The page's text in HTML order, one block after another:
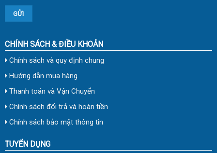
CHÍNH SÁCH & ĐIỀU KHOẢN
Chính sách và quy định chung
Hướng dẫn mua hàng
Thanh toán và Vận Chuyển
Chính sách đổi trả và hoàn tiền
Chính sách bảo mật thông tin
TUYỂN DỤNG